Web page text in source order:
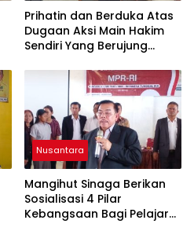
Prihatin dan Berduka Atas
Dugaan Aksi Main Hakim
Sendiri Yang Berujung
Nusantara
Mangihut Sinaga Berikan
Sosialisasi 4 Pilar
Kebangsaan Bagi Pelajar